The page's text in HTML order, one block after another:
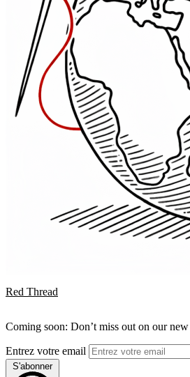
Red Thread
Coming soon: Don’t miss out on our
Entrez votre email
S'abonner